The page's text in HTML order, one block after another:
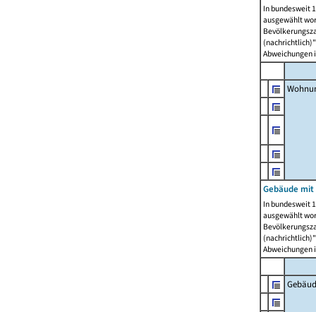
In bundesweit
ausgewählt
Abweichungen
Gebäude
In bundesweit
ausgewählt
Abweichungen